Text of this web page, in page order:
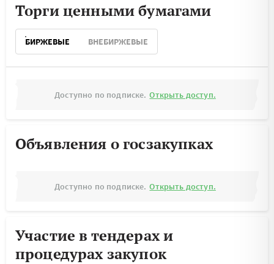
Торги ценными бумагами
БИРЖЕВЫЕ ВНЕБИРЖЕВЫЕ
Доступно по подписке. Открыть доступ.
Объявления о госзакупках
Доступно по подписке. Открыть доступ.
Участие в тендерах и
процедурах закупок